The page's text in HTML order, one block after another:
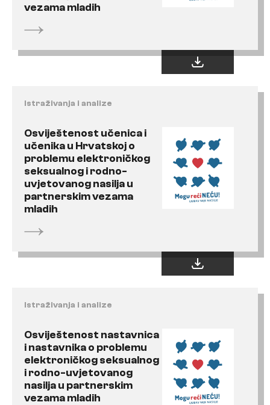
vezama mladih
Istraživanja i analize
Osviještenost učenica i
učenika u Hrvatskoj o
problemu elektroničkog
seksualnog i rodno-
uvjetovanog nasilja u
partnerskim vezama
mladih
Istraživanja i analize
Osviještenost nastavnica
i nastavnika o problemu
elektroničkog seksualnog
i rodno-uvjetovanog
nasilja u partnerskim
vezama mladih